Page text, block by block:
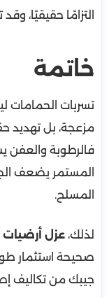
التزامًا حقيقيًا،
خاتمة
تسربات الحمامات
مزعجة، بل تهديد
فالرطوبة والعفن
المستمر يضعف
المسلح.
لذلك، عزل أرضيات
صحيحة استثمار
جيبك من تكاليف